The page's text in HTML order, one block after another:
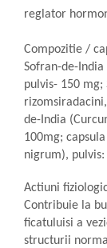
reglator
Compozitie /
Sofran-de-
pulvis- 150 mg;
de-India
100mg;
nigrum), pulvis:
Actiuni
Contribuie la
ficatuluisi a
structurii